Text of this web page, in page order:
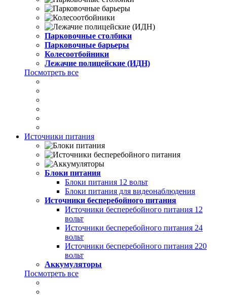
Парковочные столбики
Парковочные барьеры
Колесоотбойники
Лежачие полицейские (ИДН)
Посмотреть все
Источники питания
Блоки питания
Блоки питания 12 вольт
Блоки питания для видеонаблюдения
Источники бесперебойного питания
Источники бесперебойного питания 12
вольт
Источники бесперебойного питания 24
вольт
Источники бесперебойного питания 220
вольт
Аккумуляторы
Посмотреть все